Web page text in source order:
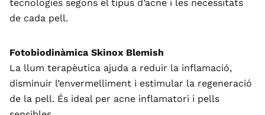
tecnologies segons el tipus d’acne i les necessitats
de cada pell.
Fotobiodinàmica Skinox Blemish
La llum terapèutica ajuda a reduir la inflamació,
disminuir l’envermelliment i estimular la regeneració
de la pell. És ideal per acne inflamatori i pells